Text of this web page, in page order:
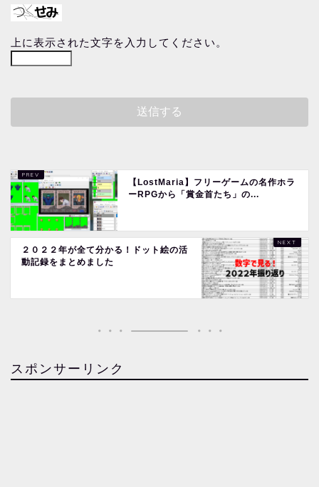
上に表示された文字を入力してください。
【LostMaria】フリーゲームの名作ホラ
ーRPGから「賞金首たち」の...
２０２２年が全て分かる！ドット絵の活
動記録をまとめました
スポンサーリンク